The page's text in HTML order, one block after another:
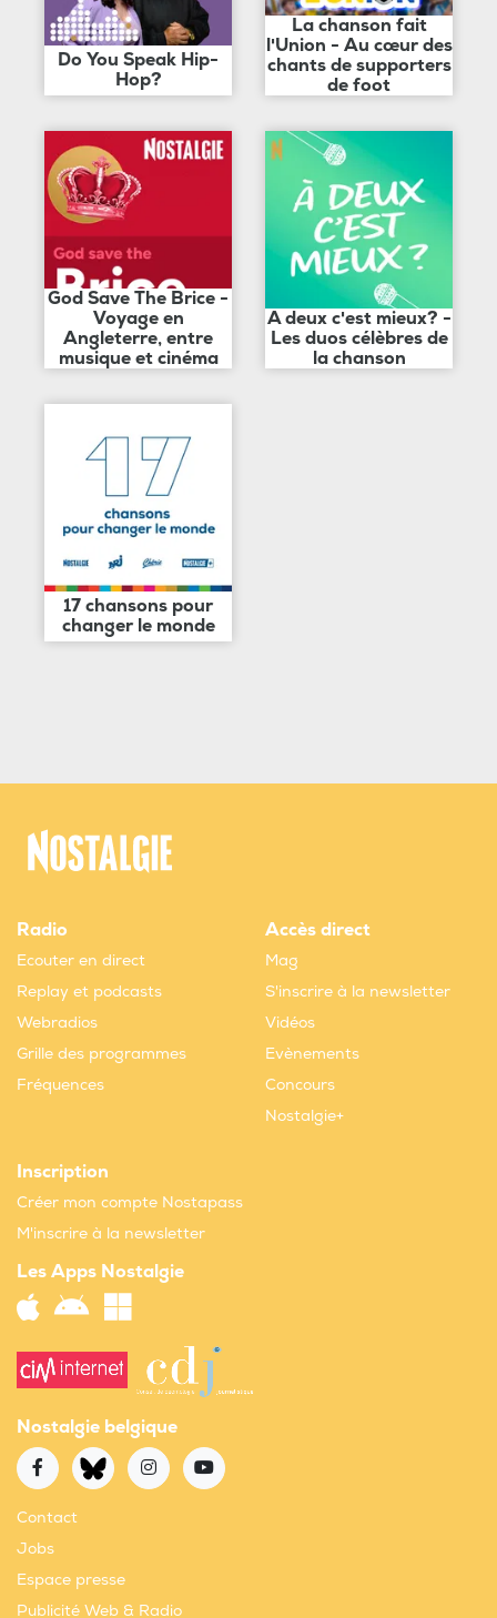
Do You Speak Hip-
Hop?
La chanson fait
l'Union - Au cœur des
chants de supporters
de foot
God Save The Brice -
Voyage en
Angleterre, entre
musique et cinéma
A deux c'est mieux? -
Les duos célèbres de
la chanson
17 chansons pour
changer le monde
Radio
Ecouter en direct
Replay et podcasts
Webradios
Grille des programmes
Fréquences
Accès direct
Mag
S'inscrire à la newsletter
Vidéos
Evènements
Concours
Nostalgie+
Inscription
Créer mon compte Nostapass
M'inscrire à la newsletter
Les Apps Nostalgie
Nostalgie belgique
Contact
Jobs
Espace presse
Publicité Web & Radio